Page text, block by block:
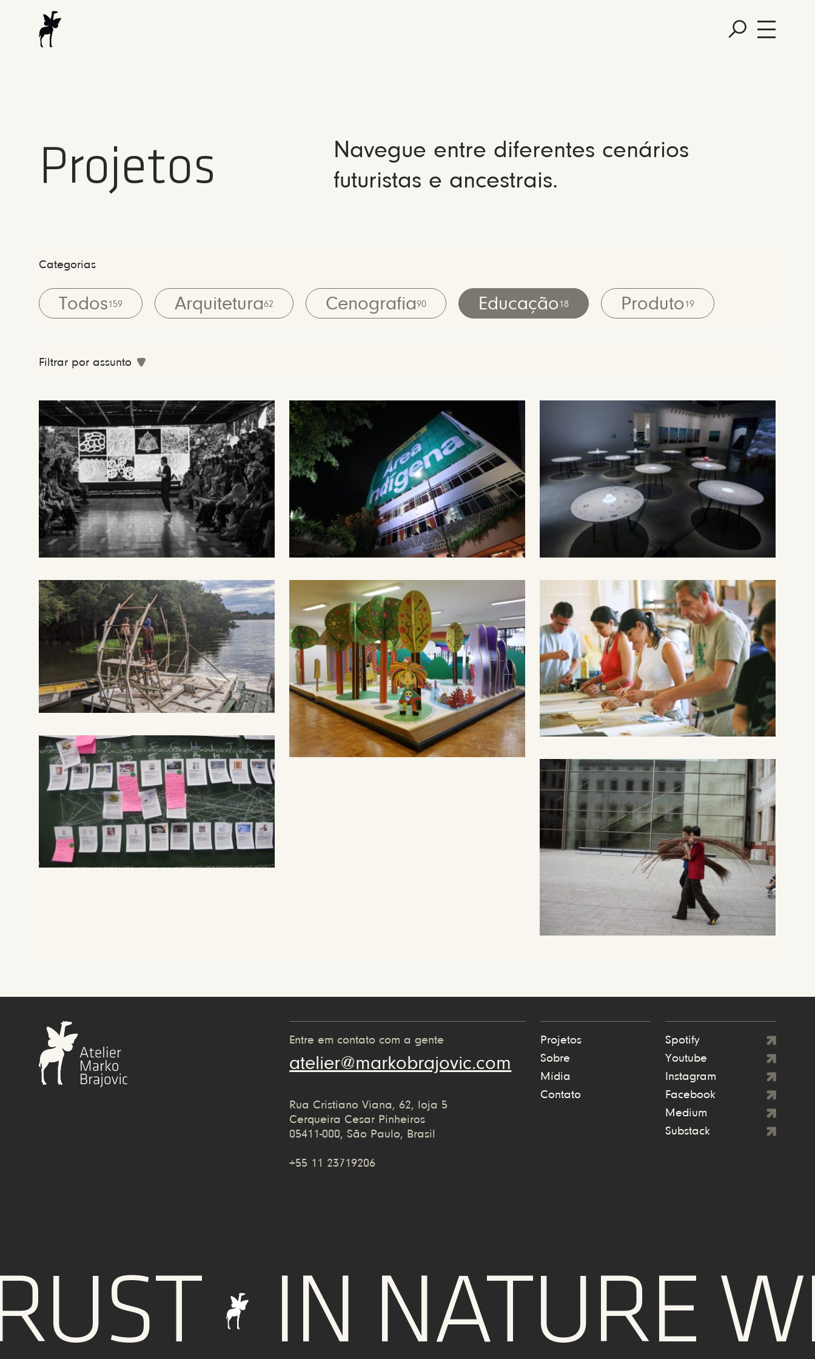
Projetos
Navegue entre diferentes cenários
futuristas e ancestrais.
Categorias
Todos159 Arquitetura62 Cenografia90 Educação18 Produto19
Filtrar por assunto
Entre em contato com a gente
atelier@markobrajovic.com
Rua Cristiano Viana, 62, loja 5
Cerqueira Cesar Pinheiros
05411-000, São Paulo, Brasil
+55 11 23719206
Projetos
Sobre
Mídia
Contato
Spotify
Youtube
Instagram
Facebook
Medium
Substack
IN NATURE WE